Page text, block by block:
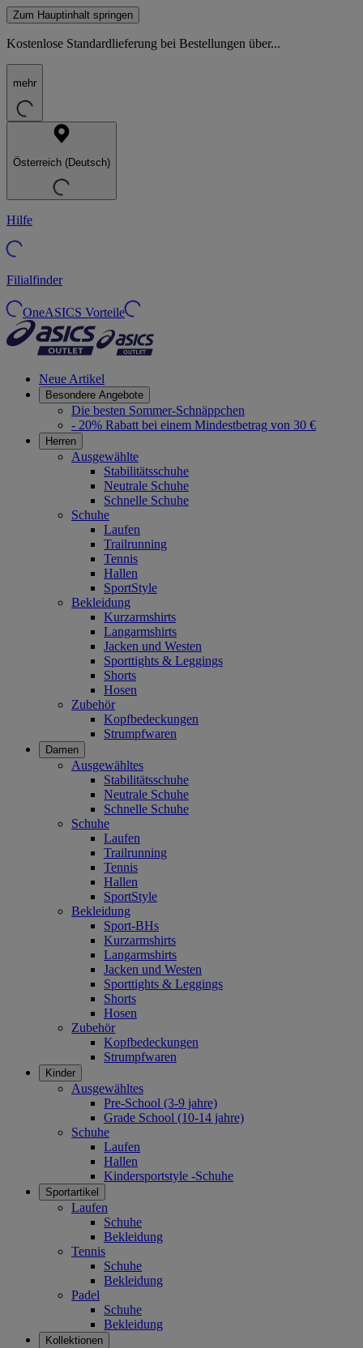
Zum Hauptinhalt springen
Kostenlose Standardlieferung bei Bestellungen über...
mehr
Österreich (Deutsch)
Hilfe
Filialfinder
OneASICS Vorteile
Neue Artikel
Besondere Angebote
Die besten Sommer-Schnäppchen
- 20% Rabatt bei einem Mindestbetrag von 30 €
Herren
Ausgewählte
Stabilitätsschuhe
Neutrale Schuhe
Schnelle Schuhe
Schuhe
Laufen
Trailrunning
Tennis
Hallen
SportStyle
Bekleidung
Kurzarmshirts
Langarmshirts
Jacken und Westen
Sporttights & Leggings
Shorts
Hosen
Zubehör
Kopfbedeckungen
Strumpfwaren
Damen
Ausgewähltes
Stabilitätsschuhe
Neutrale Schuhe
Schnelle Schuhe
Schuhe
Laufen
Trailrunning
Tennis
Hallen
SportStyle
Bekleidung
Sport-BHs
Kurzarmshirts
Langarmshirts
Jacken und Westen
Sporttights & Leggings
Shorts
Hosen
Zubehör
Kopfbedeckungen
Strumpfwaren
Kinder
Ausgewähltes
Pre-School (3-9 jahre)
Grade School (10-14 jahre)
Schuhe
Laufen
Hallen
Kindersportstyle -Schuhe
Sportartikel
Laufen
Schuhe
Bekleidung
Tennis
Schuhe
Bekleidung
Padel
Schuhe
Bekleidung
Kollektionen